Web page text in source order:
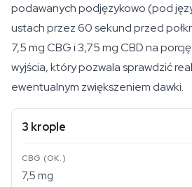
podawanych podjęzykowo (pod
ustach przez 60 sekund przed
7,5 mg CBG i 3,75 mg CBD na
wyjścia, który pozwala sprawdzić
ewentualnym zwiększeniem dawki.
3 krople
7,5 mg